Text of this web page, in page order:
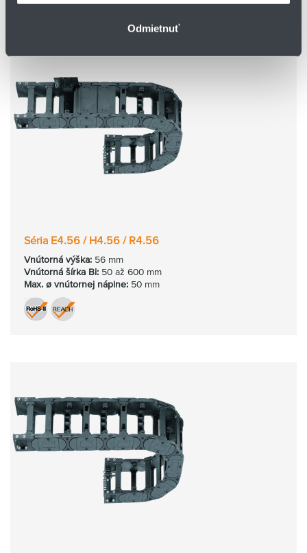
Odmietnuť
Séria E4.56 / H4.56 / R4.56
Vnútorná výška: 56 mm
Vnútorná šírka Bi: 50 až 600 mm
Max. ø vnútornej náplne: 50 mm